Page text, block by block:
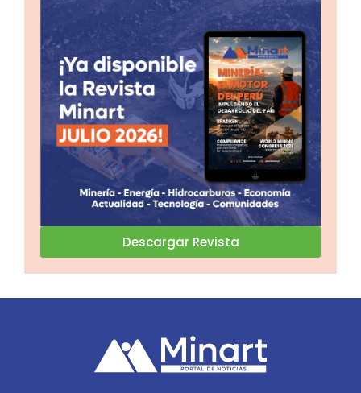
Descargar Revista